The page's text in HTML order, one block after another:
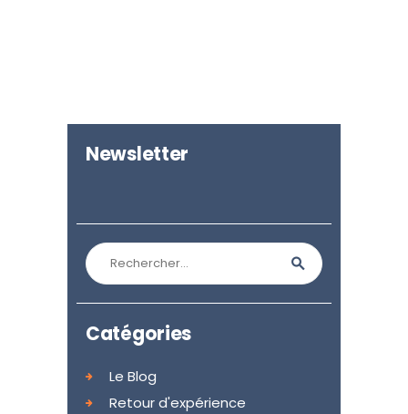
Newsletter
Rechercher :
Catégories
Le Blog
Retour d'expérience